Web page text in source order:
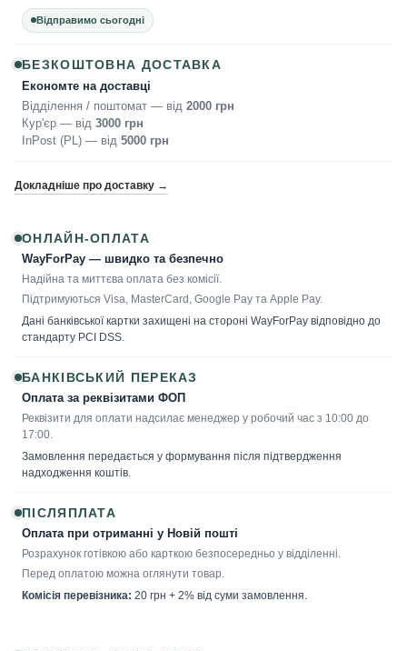
Відправимо сьогодні
БЕЗКОШТОВНА ДОСТАВКА
Економте на доставці
Відділення / поштомат — від 2000 грн
Кур'єр — від 3000 грн
InPost (PL) — від 5000 грн
Докладніше про доставку →
ОНЛАЙН-ОПЛАТА
WayForPay — швидко та безпечно
Надійна та миттєва оплата без комісії.
Підтримуються Visa, MasterCard, Google Pay та Apple Pay.
Дані банківської картки захищені на стороні WayForPay відповідно до
стандарту PCI DSS.
БАНКІВСЬКИЙ ПЕРЕКАЗ
Оплата за реквізитами ФОП
Реквізити для оплати надсилає менеджер у робочий час з 10:00 до
17:00.
Замовлення передається у формування після підтвердження
надходження коштів.
ПІСЛЯПЛАТА
Оплата при отриманні у Новій пошті
Розрахунок готівкою або карткою безпосередньо у відділенні.
Перед оплатою можна оглянути товар.
Комісія перевізника: 20 грн + 2% від суми замовлення.